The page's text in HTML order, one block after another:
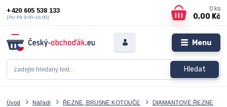
Menu
Hledat
+420 605 538 133
(Po–Pá 9:00–16:00)
0 ks
0,00 Kč
Úvod Nářadí ŘEZNÉ, BRUSNÉ KOTOUČE
DIAMANTOVÉ ŘEZNÉ